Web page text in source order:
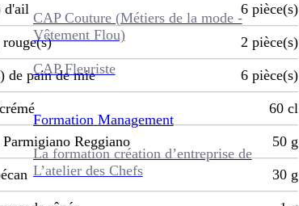
CAP Couture (Métiers de la mode -
Vêtement Flou)
CAP Fleuriste
Formation Management
La formation création d’entreprise de
L’atelier des Chefs
d'ail 6 pièce(s)
2 pièce(s)
de pain de mie 6 pièce(s)
60 cl
Parmigiano Reggiano 50 g
30 g